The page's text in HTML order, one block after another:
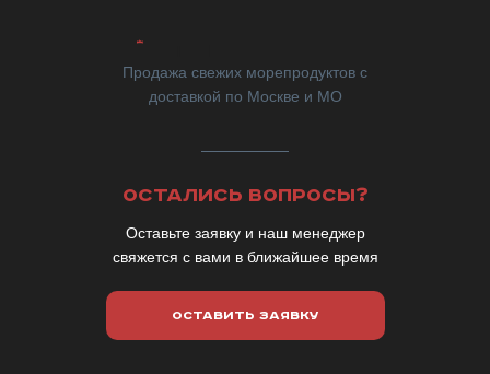
Продажа свежих морепродуктов с
доставкой по Москве и МО
ОСТАЛИСЬ ВОПРОСЫ?
Оставьте заявку и наш менеджер
свяжется с вами в ближайшее время
ОСТАВИТЬ ЗАЯВКУ